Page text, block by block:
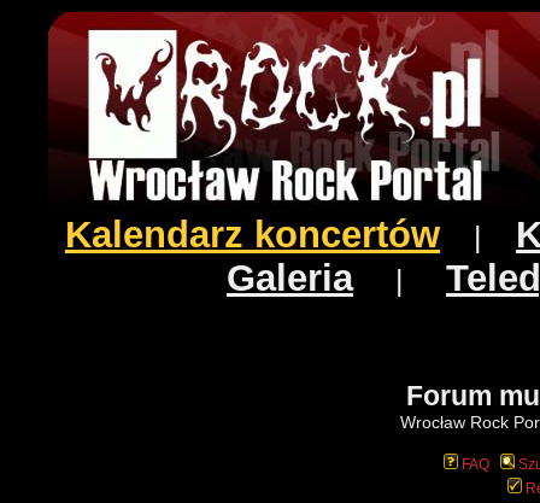
Kalendarz koncertów
Galeria|
Forum
Wrocław Rock
FAQ